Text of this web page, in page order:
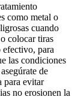
como metal o
cuando
colocar tiras
efectivo, para
las condiciones
de
para evitar
no erosionen la